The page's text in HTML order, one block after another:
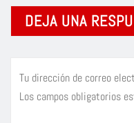
DEJA UNA
Tu dirección de correo
Los campos obligatorios